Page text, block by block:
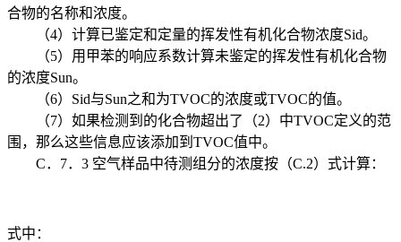
合物的名称和浓度。
（4）计算已鉴定和定量的挥发性有机化合物浓度Sid。
（5）用甲苯的响应系数计算未鉴定的挥发性有机化合物
的浓度Sun。
（6）Sid与Sun之和为TVOC的浓度或TVOC的值。
（7）如果检测到的化合物超出了（2）中TVOC定义的范
围，那么这些信息应该添加到TVOC值中。
C．7．3 空气样品中待测组分的浓度按（C.2）式计算：
式中：